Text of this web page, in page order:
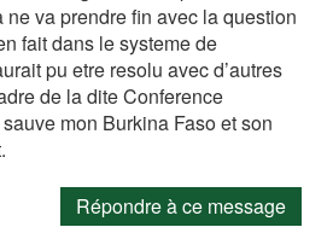
va prendre fin avec la question
fait dans le systeme de
pu etre resolu avec d’autres
de la dite Conference
mon Burkina Faso et son
Répondre à ce message